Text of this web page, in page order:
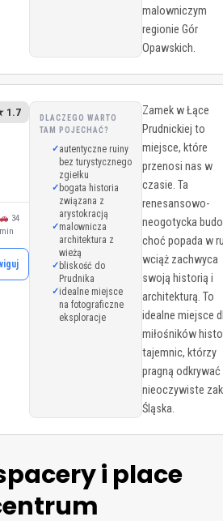
malowniczym
regionie Gór
Opawskich.
1.7
34
min
DLACZEGO WARTO
TAM POJECHAĆ?
autentyczne ruiny
bez turystycznego
zgiełku
bogata historia
związana z
arystokracją
malownicza
architektura z
wieżą
bliskość do
Prudnika
idealne miejsce
na fotograficzne
eksploracje
Zamek w Łące
Prudnickiej to
miejsce, które
przenosi nas w
czasie. Ta
renesansowo-
neogotycka
choć popada w
wciąż zachwyca
swoją historią i
architekturą. To
idealne miejsce
miłośników
tajemnic, którzy
pragną odkrywać
nieoczywiste
Śląska.
i place